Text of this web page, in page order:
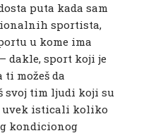
puta kada sam
sportista,
u kome ima
dakle, sport koji je
možeš da
svoj tim ljudi koji su
uvek isticali koliko
kondicionog